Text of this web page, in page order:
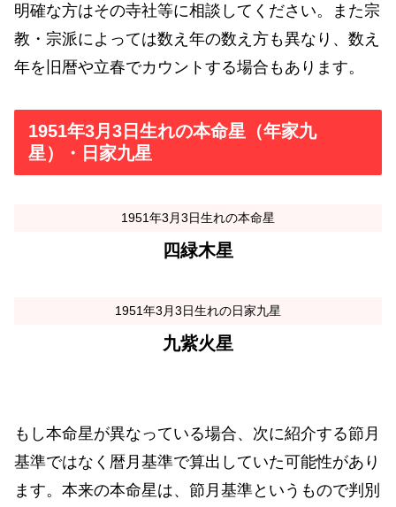
明確な方はその寺社等に相談してください。また宗
教・宗派によっては数え年の数え方も異なり、数え
年を旧暦や立春でカウントする場合もあります。
1951年3月3日生れの本命星（年家九
星）・日家九星
1951年3月3日生れの本命星
四緑木星
1951年3月3日生れの日家九星
九紫火星
もし本命星が異なっている場合、次に紹介する節月
基準ではなく暦月基準で算出していた可能性があり
ます。本来の本命星は、節月基準というもので判別